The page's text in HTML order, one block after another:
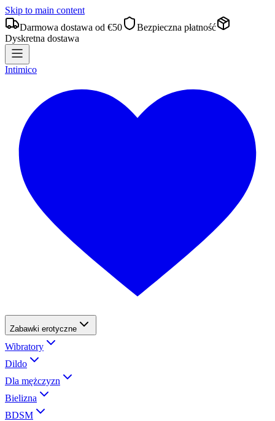
Skip to main content
Darmowa dostawa od €50
Bezpieczna płatność
Dyskretna dostawa
Intimico
Zabawki erotyczne
Wibratory
Dildo
Dla mężczyzn
Bielizna
BDSM